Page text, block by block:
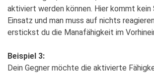
aktiviert werden können. Hier kommt kein
Einsatz und man muss auf nichts
erstickst du die Manafähigkeit im
Beispiel 3:
Dein Gegner möchte die aktivierte